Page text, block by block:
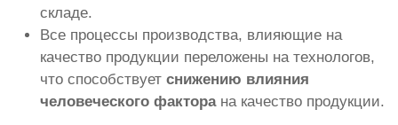
складе.
Все процессы производства, влияющие на
качество продукции переложены на технологов,
что способствует снижению влияния
человеческого факторана качество продукции.